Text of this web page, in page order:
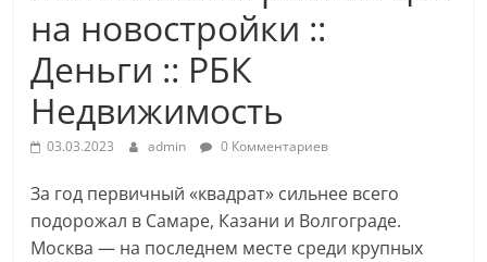
на новостройки ::
Деньги :: РБК
Недвижимость
03.03.2023 admin 0 Комментариев
За год первичный «квадрат» сильнее всего
подорожал в Самаре, Казани и Волгограде.
Москва — на последнем месте среди крупных